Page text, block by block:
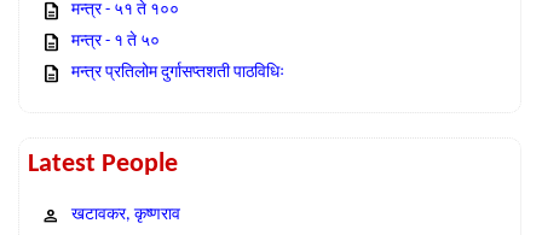
मन्त्र - ५१ ते १००
मन्त्र - १ ते ५०
मन्त्र प्रतिलोम दुर्गासप्तशती पाठविधिः
Latest People
खटावकर, कृष्णराव